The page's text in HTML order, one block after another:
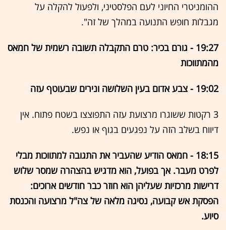
ההומניטרי החיוני לעם הפלסטיני, ולפעול להקלה על
מגבלות חופש התנועה במהלך של זה".
19:27 - גורם בכיר: טרם התקבלה תשובה רשמית של חמאס
מהמתווכות
19:02 - צבע אדום בעין השלושה ונירים שבעוטף עזה
3 רקטות ששוגרו מרצועת עזה התפוצצו בשטח פתוח. אין
דיווח בשלב הזה על נפגעים בגוף או נפש.
18:15 - חמאס הודיע שהעביר את התגובה למתווכות מבלי
לפרט מעבר. אך בפועל, הוא מדגיש בהצהרה שמסר שלוש
דרישות מרכזיות שעליהן הוא חוזר כבר חודשים ארוכים:
הפסקת אש קבועה, נסיגה מלאה של צה"ל מרצועה והכנסת
סיוע.